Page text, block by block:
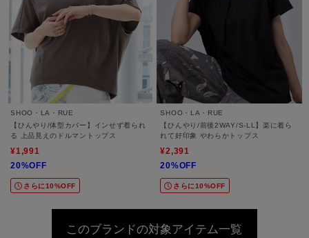
SHOO・LA・RUE
【ひんやり/体型カバー】インせず着られ
る 上品見えのドルマントップス
¥1,991
20%OFF
さらに10%OFF
SHOO・LA・RUE
【ひんやり/前後2WAY/S-LL】楽に着ら
れて好印象 やわらかトップス
¥2,391
20%OFF
さらに10%OFF
このブランドの対象アイテム一覧